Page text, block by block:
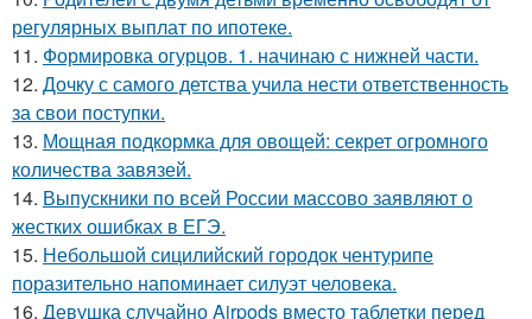
регулярных выплат по ипотеке.
11. Формировка огурцов. 1. начинаю с нижней части.
12. Дочку с самого детства учила нести ответственность
за свои поступки.
13. Мощная подкормка для овощей: секрет огромного
количества завязей.
14. Выпускники по всей России массово заявляют о
жестких ошибках в ЕГЭ.
15. Небольшой сицилийский городок чентурипе
поразительно напоминает силуэт человека.
16. Девушка случайно Airpods вместо таблетки перед